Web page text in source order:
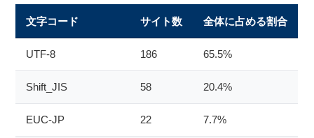
文字コード サイト数 全体に占める割合
UTF-8 186 65.5%
Shift_JIS 58 20.4%
EUC-JP 22 7.7%